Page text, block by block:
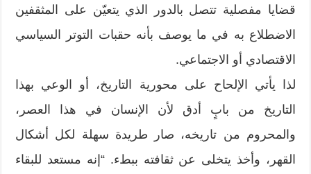
قضايا مفصلية تتصل بالدور الذي يتعيّن على المثقفين
الاضطلاع به في ما يوصف بأنه حقبات التوتر السياسي
الاقتصادي أو الاجتماعي.
لذا يأتي الإلحاح على محورية التاريخ، أو الوعي بهذا
التاريخ من بابٍ أدق لأن الإنسان في هذا العصر،
والمحروم من تاريخه، صار طريدة سهلة لكل أشكال
القهر، وأخذ يتخلى عن ثقافته ببطء. “إنه مستعد للبقاء